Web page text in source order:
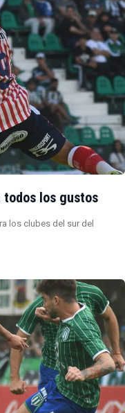
todos los gustos
los clubes del sur del